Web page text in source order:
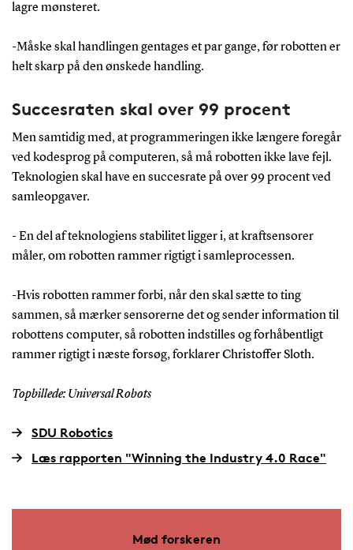
lagre mønsteret.
-Måske skal handlingen gentages et par gange, før robotten er
helt skarp på den ønskede handling.
Succesraten skal over 99 procent
Men samtidig med, at programmeringen ikke længere foregår
ved kodesprog på computeren, så må robotten ikke lave fejl.
Teknologien skal have en succesrate på over 99 procent ved
samleopgaver.
- En del af teknologiens stabilitet ligger i, at kraftsensorer
måler, om robotten rammer rigtigt i samleprocessen.
-Hvis robotten rammer forbi, når den skal sætte to ting
sammen, så mærker sensorerne det og sender information til
robottens computer, så robotten indstilles og forhåbentligt
rammer rigtigt i næste forsøg, forklarer Christoffer Sloth.
Topbillede: Universal Robots
SDU Robotics
Læs rapporten "Winning the Industry 4.0 Race"
Mød forskeren